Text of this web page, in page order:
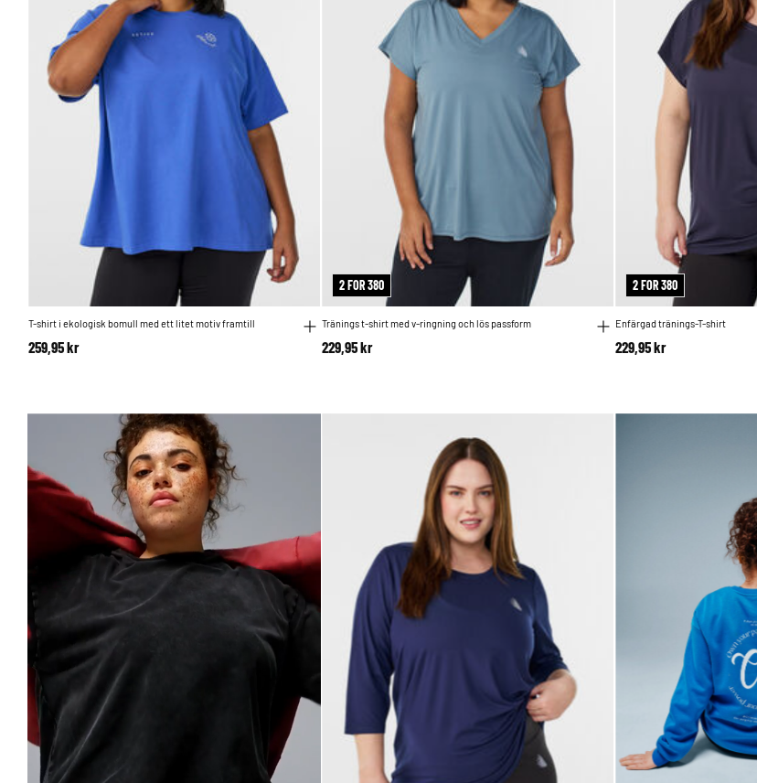
T-shirt i ekologisk bomull med ett litet motiv framtill
259,95 kr
2 FOR 380
Tränings t-shirt med v-ringning och lös passform
229,95 kr
2 FOR 380
Enfärgad tränings-T-shirt
229,95 kr